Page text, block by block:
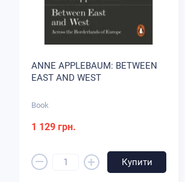
ANNE APPLEBAUM: BETWEEN
EAST AND WEST
Book
1 129 грн.
– + Купити